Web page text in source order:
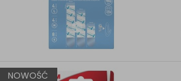
NOWOŚĆ
Klauzula Informacyjna (rozwiń)
Lista Zaufanych Partnerów (rozwiń)